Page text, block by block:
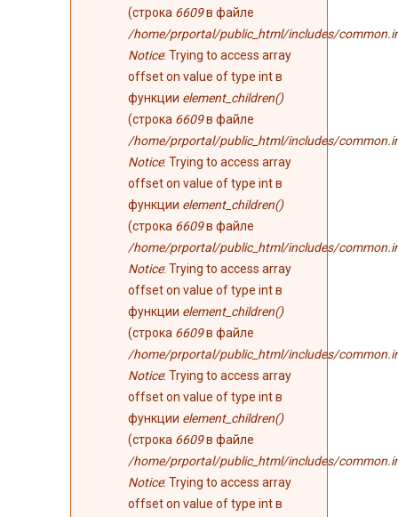
(строка 6609в файле
/home/prportal/public_html/includes/
Notice: Trying to access array
offset on value of type int в
функции element_children()
(строка 6609в файле
/home/prportal/public_html/includes/
Notice: Trying to access array
offset on value of type int в
функции element_children()
(строка 6609в файле
/home/prportal/public_html/includes/
Notice: Trying to access array
offset on value of type int в
функции element_children()
(строка 6609в файле
/home/prportal/public_html/includes/
Notice: Trying to access array
offset on value of type int в
функции element_children()
(строка 6609в файле
/home/prportal/public_html/includes/
Notice: Trying to access array
offset on value of type int в